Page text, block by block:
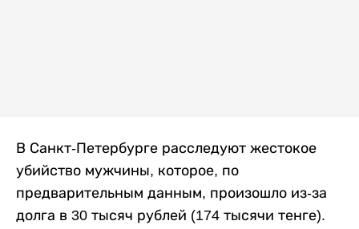
В Санкт-Петербурге расследуют жестокое
убийство мужчины, которое, по
предварительным данным, произошло из-за
долга в 30 тысяч рублей (174 тысячи тенге).